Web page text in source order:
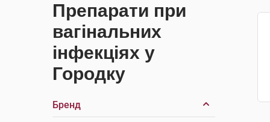
Препарати при
вагінальних
інфекціях у
Городку
Бренд